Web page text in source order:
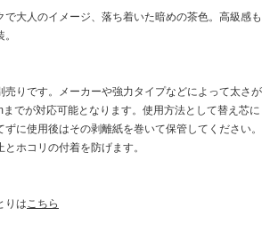
で大人のイメージ、落ち着いた暗めの茶色。高級感も
りです。メーカーや強力タイプなどによって太さが
でが対応可能となります。使用方法として替え芯に
に使用後はその剥離紙を巻いて保管してください。
ホコリの付着を防げます。
りはこちら